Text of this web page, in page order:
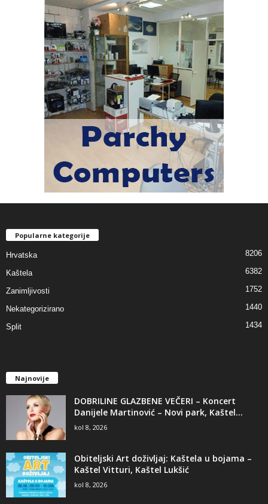
Popularne kategorije
Hrvatska 8206
Kaštela 6382
Zanimljivosti 1752
Nekategorizirano 1440
Split 1434
Najnovije
DOBRILINE GLAZBENE VEČERI – Koncert
Danijele Martinović – Novi park, Kaštel...
kol 8, 2026
Obiteljski Art doživljaj: Kaštela u bojama –
Kaštel Vitturi, Kaštel Lukšić
kol 8, 2026